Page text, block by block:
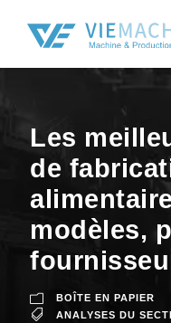
Les
de
modèles,
BOÎTE EN PAPIER
ANALYSES DU